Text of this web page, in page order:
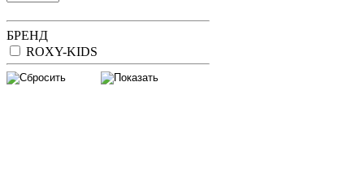
БРЕНД
ROXY-KIDS